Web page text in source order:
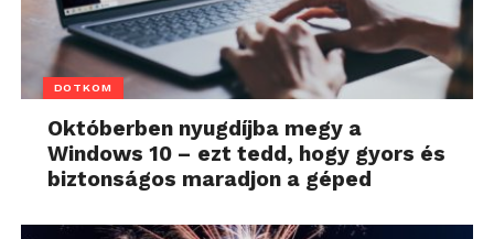
DOTKOM
Októberben nyugdíjba megy a
Windows 10 – ezt tedd, hogy gyors és
biztonságos maradjon a géped